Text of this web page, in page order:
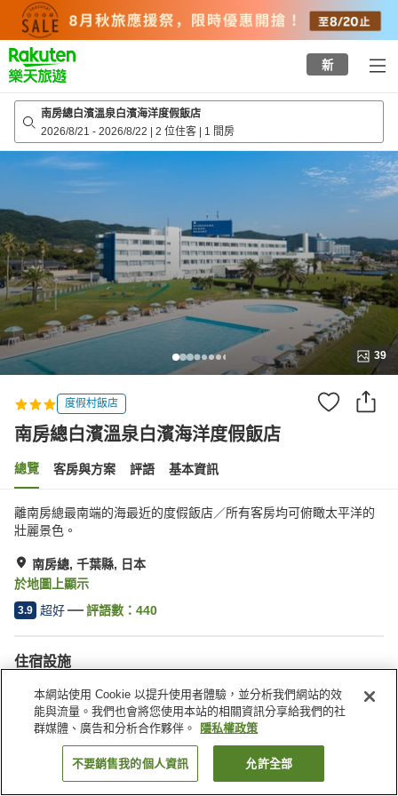
top
page
新
南房總白濱溫泉白濱海洋度假飯店
2026/8/21 - 2026/8/22 | 2 位住客 | 1 間房
39
度假村飯店
南房總白濱溫泉白濱海洋度假飯店
總覽 客房與方案 評語 基本資訊
離南房總最南端的海最近的度假飯店／所有客房均可俯瞰太平洋的
壯麗景色。
南房總, 千葉縣, 日本
於地圖上顯示
3.9 超好 評語數： 440
住宿設施
無線網路
Spa／美容沙龍
餐廳
自動販賣機
找客房
本網站使用 Cookie 以提升使用者體驗，並分析我們網站的效
能與流量。我們也會將您使用本站的相關資訊分享給我們的社
群媒體、廣告和分析合作夥伴。
隱私權政策
不要銷售我的個人資訊 允許全部